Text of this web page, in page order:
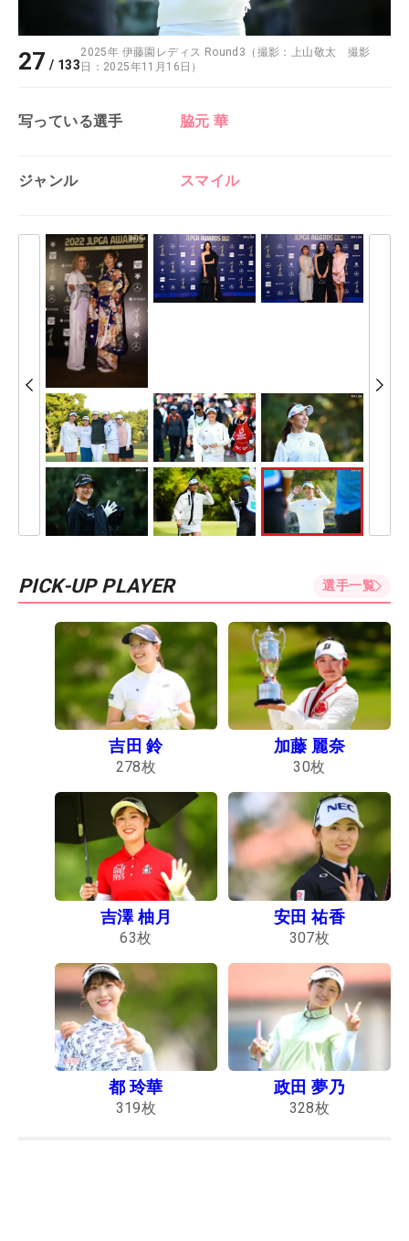
27 / 133
2025年 伊藤園レディス Round3（撮影：上山敬太 撮影
日：2025年11月16日）
写っている選手 脇元 華
ジャンル スマイル
PICK-UP PLAYER 選手一覧
吉田 鈴
278枚
加藤 麗奈
30枚
吉澤 柚月
63枚
安田 祐香
307枚
都 玲華
319枚
政田 夢乃
328枚